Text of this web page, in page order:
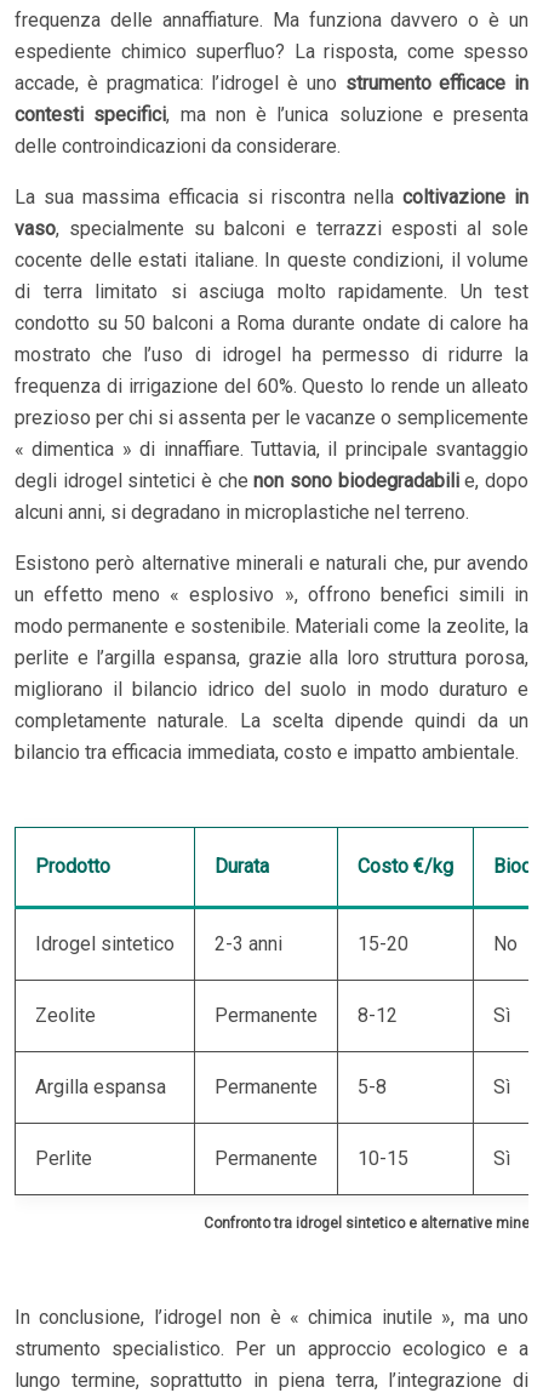
frequenza delle annaffiature. Ma funziona davvero o è un
espediente chimico superfluo? La risposta, come spesso
accade, è pragmatica: l’idrogel è uno strumento efficace in
contesti specifici, ma non è l’unica soluzione e presenta
delle controindicazioni da considerare.
La sua massima efficacia si riscontra nella coltivazione in
vaso, specialmente su balconi e terrazzi esposti al sole
cocente delle estati italiane. In queste condizioni, il volume
di terra limitato si asciuga molto rapidamente. Un test
condotto su 50 balconi a Roma durante ondate di calore ha
mostrato che l’uso di idrogel ha permesso di ridurre la
frequenza di irrigazione del 60%. Questo lo rende un alleato
prezioso per chi si assenta per le vacanze o semplicemente
« dimentica » di innaffiare. Tuttavia, il principale svantaggio
degli idrogel sintetici è chenon sono biodegradabilie, dopo
alcuni anni, si degradano in microplastiche nel terreno.
Esistono però alternative minerali e naturali che, pur avendo
un effetto meno « esplosivo », offrono benefici simili in
modo permanente e sostenibile. Materiali come la zeolite, la
perlite e l’argilla espansa, grazie alla loro struttura porosa,
migliorano il bilancio idrico del suolo in modo duraturo e
completamente naturale. La scelta dipende quindi da un
bilancio tra efficacia immediata, costo e impatto ambientale.
Confronto tra idrogel sintetico e alternative
Prodotto Durata Costo €/kg
Idrogel sintetico 2-3 anni 15-20 No
Zeolite Permanente 8-12 Sì
Argilla espansa Permanente 5-8 Sì
Perlite Permanente 10-15 Sì
In conclusione, l’idrogel non è « chimica inutile », ma uno
strumento specialistico. Per un approccio ecologico e a
lungo termine, soprattutto in piena terra, l’integrazione di